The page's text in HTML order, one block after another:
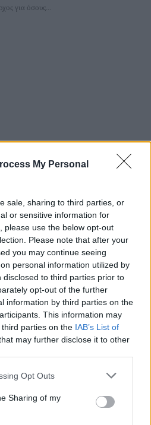
My Personal
sale, sharing to third parties, or
or sensitive information for
please use the below opt-out
Please note that after your
you may continue seeing
personal information utilized by
to third parties prior to
opt-out of the further
information by third parties on the
This information may
parties on the IAB’s List of
may further disclose it to other
app uses one or more Google
behaviour. You may click to
and its third-party tags to
purposes in below Google
Opt Outs
Sharing of my
για όσους...
εκτός από τα δημοφιλή κέντρα,